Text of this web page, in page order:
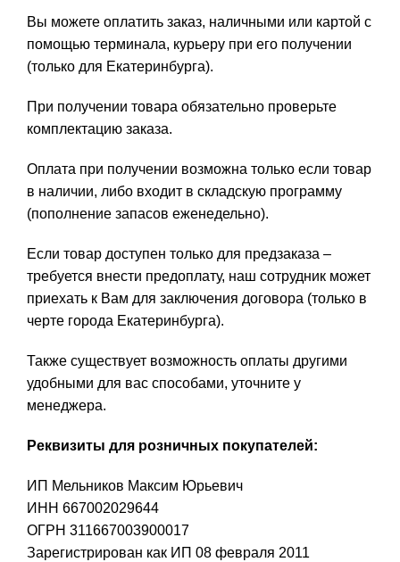
Вы можете оплатить заказ, наличными или картой с
помощью терминала, курьеру при его получении
(только для Екатеринбурга).
При получении товара обязательно проверьте
комплектацию заказа.
Оплата при получении возможна только если товар
в наличии, либо входит в складскую программу
(пополнение запасов еженедельно).
Если товар доступен только для предзаказа –
требуется внести предоплату, наш сотрудник может
приехать к Вам для заключения договора (только в
черте города Екатеринбурга).
Также существует возможность оплаты другими
удобными для вас способами, уточните у
менеджера.
Реквизиты для розничных покупателей:
ИП Мельников Максим Юрьевич
ИНН 667002029644
ОГРН 311667003900017
Зарегистрирован как ИП 08 февраля 2011